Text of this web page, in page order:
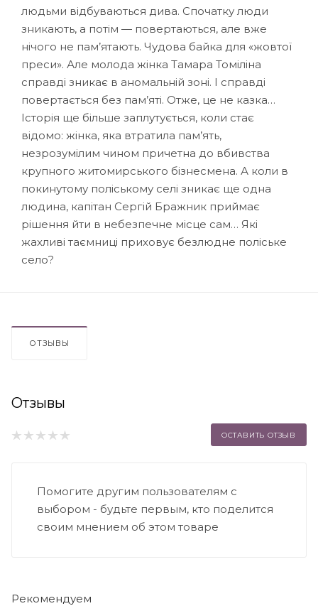
людьми відбуваються дива. Спочатку люди
зникають, а потім — повертаються, але вже
нічого не пам’ятають. Чудова байка для «жовтої
преси». Але молода жінка Тамара Томіліна
справді зникає в аномальній зоні. І справді
повертається без пам’яті. Отже, це не казка…
Історія ще більше заплутується, коли стає
відомо: жінка, яка втратила пам’ять,
незрозумілим чином причетна до вбивства
крупного житомирського бізнесмена. А коли в
покинутому поліському селі зникає ще одна
людина, капітан Сергій Бражник приймає
рішення йти в небезпечне місце сам… Які
жахливі таємниці приховує безлюдне поліське
село?
ОТЗЫВЫ
Отзывы
ОСТАВИТЬ ОТЗЫВ
Помогите другим пользователям с
выбором - будьте первым, кто поделится
своим мнением об этом товаре
Рекомендуем